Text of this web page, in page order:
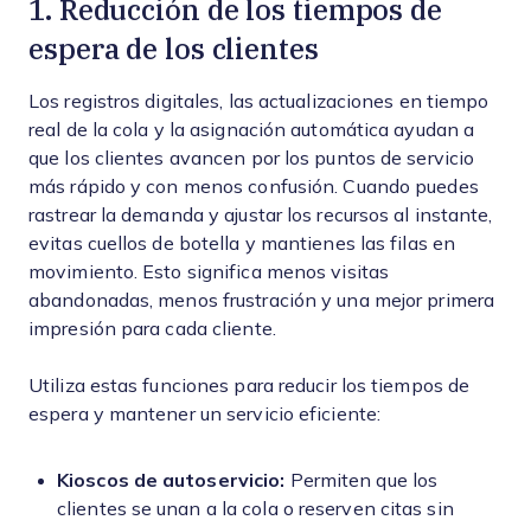
1. Reducción de los tiempos de
espera de los clientes
Los registros digitales, las actualizaciones en tiempo
real de la cola y la asignación automática ayudan a
que los clientes avancen por los puntos de servicio
más rápido y con menos confusión. Cuando puedes
rastrear la demanda y ajustar los recursos al instante,
evitas cuellos de botella y mantienes las filas en
movimiento. Esto significa menos visitas
abandonadas, menos frustración y una mejor primera
impresión para cada cliente.
Utiliza estas funciones para reducir los tiempos de
espera y mantener un servicio eficiente:
Kioscos de autoservicio: Permiten que los
clientes se unan a la cola o reserven citas sin